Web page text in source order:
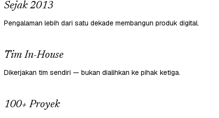
Sejak 2013
Pengalaman lebih dari satu dekade membangun produk digital.
Tim In-House
Dikerjakan tim sendiri — bukan dialihkan ke pihak ketiga.
100+ Proyek